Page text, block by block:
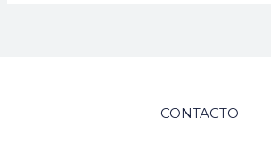
CONTACTO